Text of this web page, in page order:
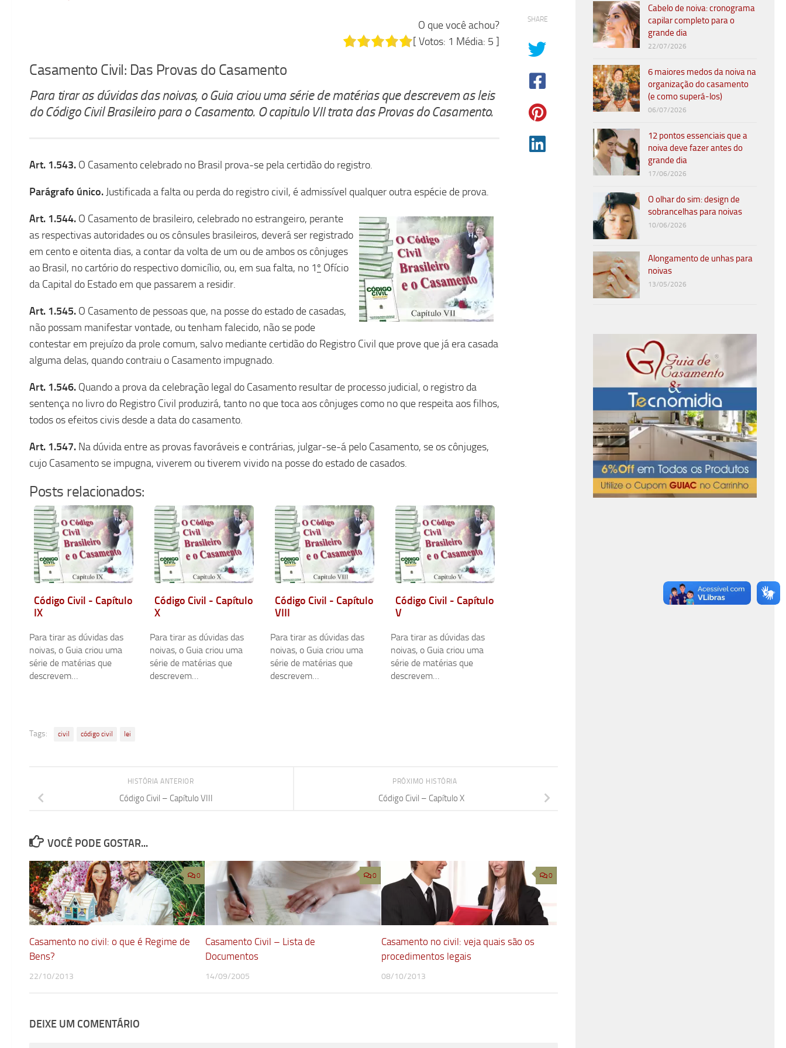
O que você achou?
[ Votos: 1 Média: 5 ]
Casamento Civil: Das Provas do Casamento
Para tirar as dúvidas das noivas, o Guia criou uma série de matérias que descrevem as leis
do Código Civil Brasileiro para o Casamento. O capitulo VII trata das Provas do Casamento.
Art. 1.543. O Casamento celebrado no Brasil prova-se pela certidão do registro.
Parágrafo único. Justificada a falta ou perda do registro civil, é admissível qualquer outra espécie de prova.
Art. 1.544. O Casamento de brasileiro, celebrado no estrangeiro, perante
as respectivas autoridades ou os cônsules brasileiros, deverá ser registrado
em cento e oitenta dias, a contar da volta de um ou de ambos os cônjuges
ao Brasil, no cartório do respectivo domicílio, ou, em sua falta, no 1º Ofício
da Capital do Estado em que passarem a residir.
Art. 1.545. O Casamento de pessoas que, na posse do estado de casadas,
não possam manifestar vontade, ou tenham falecido, não se pode
contestar em prejuízo da prole comum, salvo mediante certidão do Registro Civil que prove que já era casada
alguma delas, quando contraiu o Casamento impugnado.
Art. 1.546. Quando a prova da celebração legal do Casamento resultar de processo judicial, o registro da
sentença no livro do Registro Civil produzirá, tanto no que toca aos cônjuges como no que respeita aos filhos,
todos os efeitos civis desde a data do casamento.
Art. 1.547. Na dúvida entre as provas favoráveis e contrárias, julgar-se-á pelo Casamento, se os cônjuges,
cujo Casamento se impugna, viverem ou tiverem vivido na posse do estado de casados.
Posts relacionados:
Código Civil - Capítulo
IX
Para tirar as dúvidas das
noivas, o Guia criou uma
série de matérias que
descrevem…
Código Civil - Capítulo
X
Para tirar as dúvidas das
noivas, o Guia criou uma
série de matérias que
descrevem…
Código Civil - Capítulo
VIII
Para tirar as dúvidas das
noivas, o Guia criou uma
série de matérias que
descrevem…
Código Civil - Capítulo
V
Para tirar as dúvidas das
noivas, o Guia criou uma
série de matérias que
descrevem…
SHARE
Tags: civil código civil lei
PRÓXIMO HISTÓRIA
Código Civil – Capítulo X
HISTÓRIA ANTERIOR
Código Civil – Capítulo VIII
VOCÊ PODE GOSTAR...
0
Casamento no civil: o que é Regime de
Bens?
22/10/2013
0
Casamento Civil – Lista de
Documentos
14/09/2005
0
Casamento no civil: veja quais são os
procedimentos legais
08/10/2013
DEIXE UM COMENTÁRIO
Cabelo de noiva: cronograma
capilar completo para o
grande dia
22/07/2026
6 maiores medos da noiva na
organização do casamento
(e como superá-los)
06/07/2026
12 pontos essenciais que a
noiva deve fazer antes do
grande dia
17/06/2026
O olhar do sim: design de
sobrancelhas para noivas
10/06/2026
Alongamento de unhas para
noivas
13/05/2026